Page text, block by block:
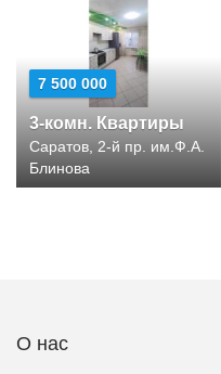
7 500 000
3-комн. Квартиры
Саратов, 2-й пр. им.Ф.А.
Блинова
О нас